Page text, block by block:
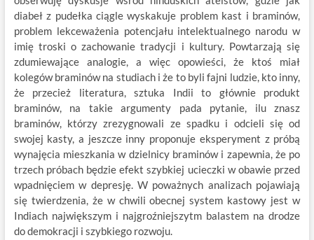
diabeł z pudełka ciągle wyskakuje problem kast i braminów,
problem lekceważenia potencjału intelektualnego narodu w
imię troski o zachowanie tradycji i kultury. Powtarzają się
zdumiewające analogie, a więc opowieści, że ktoś miał
kolegów braminów na studiach i że to byli fajni ludzie, kto inny,
że przecież literatura, sztuka Indii to głównie produkt
braminów, na takie argumenty pada pytanie, ilu znasz
braminów, którzy zrezygnowali ze spadku i odcieli się od
swojej kasty, a jeszcze inny proponuje eksperyment z próbą
wynajęcia mieszkania w dzielnicy braminów i zapewnia, że po
trzech próbach będzie efekt szybkiej ucieczki w obawie przed
wpadnięciem w depresję. W poważnych analizach pojawiają
się twierdzenia, że w chwili obecnej system kastowy jest w
Indiach największym i najgroźniejszytm balastem na drodze
do demokracji i szybkiego rozwoju.